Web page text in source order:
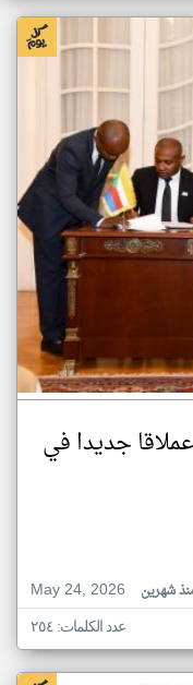
جديدا في
May 24, 2026
شهرين
عدد الكلمات: ٢٥٤